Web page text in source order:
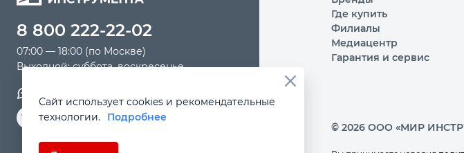
8 800 222-22-02
07:00 — 18:00 (по Москве)
Выходной: суббота, воскресенье
Где купить
Филиалы
Медиацентр
Гарантия и сервис
© 2026 ООО «МИР
Сайт использует cookies и рекомендательные
технологии.
Подробнее